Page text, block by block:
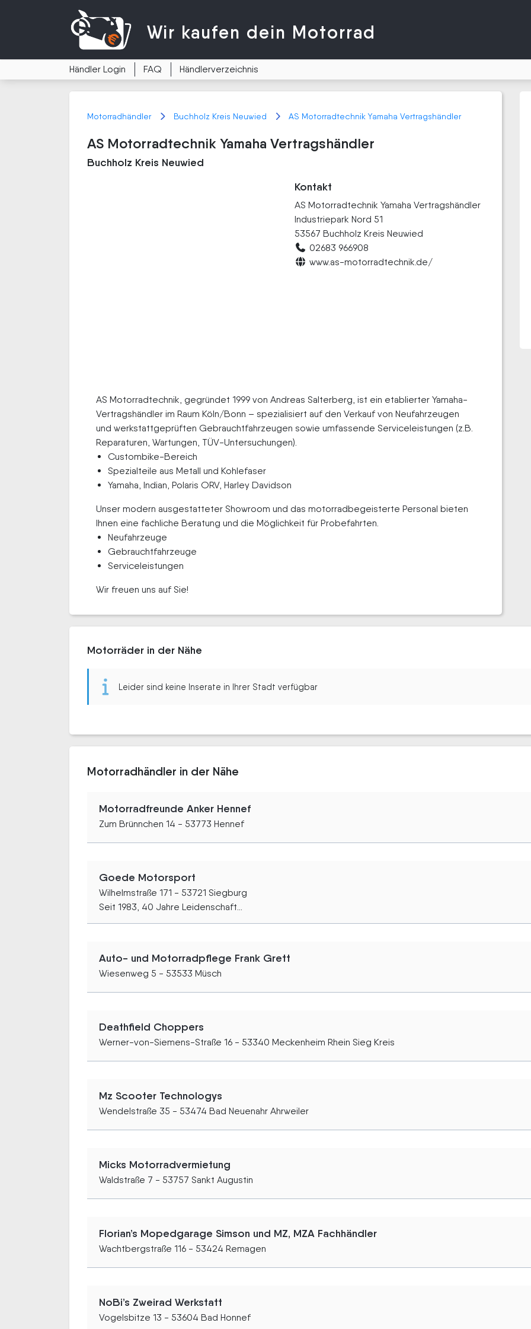
Wir kaufen dein Motorrad
Händler Login FAQ Händlerverzeichnis
Motorradhändler Buchholz Kreis Neuwied AS Motorradtechnik Yamaha Vertragshändler
AS Motorradtechnik Yamaha Vertragshändler
Buchholz Kreis Neuwied
Kontakt
AS Motorradtechnik Yamaha Vertragshändler
Industriepark Nord 51
53567 Buchholz Kreis Neuwied
02683 966908
www.as-motorradtechnik.de/
AS Motorradtechnik, gegründet 1999 von Andreas Salterberg, ist ein etablierter Yamaha-
Vertragshändler im Raum Köln/Bonn – spezialisiert auf den Verkauf von Neufahrzeugen
und werkstattgeprüften Gebrauchtfahrzeugen sowie umfassende Serviceleistungen (z.B.
Reparaturen, Wartungen, TÜV-Untersuchungen).
Custombike-Bereich
Spezialteile aus Metall und Kohlefaser
Yamaha, Indian, Polaris ORV, Harley Davidson
Unser modern ausgestatteter Showroom und das motorradbegeisterte Personal bieten
Ihnen eine fachliche Beratung und die Möglichkeit für Probefahrten.
Neufahrzeuge
Gebrauchtfahrzeuge
Serviceleistungen
Wir freuen uns auf Sie!
Motorräder in der Nähe
Leider sind keine Inserate in Ihrer Stadt verfügbar
Motorradhändler in der Nähe
Motorradfreunde Anker Hennef
Zum Brünnchen 14 - 53773 Hennef
Goede Motorsport
Wilhelmstraße 171 - 53721 Siegburg
Seit 1983, 40 Jahre Leidenschaft...
Auto- und Motorradpflege Frank Grett
Wiesenweg 5 - 53533 Müsch
Deathfield Choppers
Werner-von-Siemens-Straße 16 - 53340 Meckenheim Rhein Sieg Kreis
Mz Scooter Technologys
Wendelstraße 35 - 53474 Bad Neuenahr Ahrweiler
Micks Motorradvermietung
Waldstraße 7 - 53757 Sankt Augustin
Florian’s Mopedgarage Simson und MZ, MZA Fachhändler
Wachtbergstraße 116 - 53424 Remagen
NoBi’s Zweirad Werkstatt
Vogelsbitze 13 - 53604 Bad Honnef